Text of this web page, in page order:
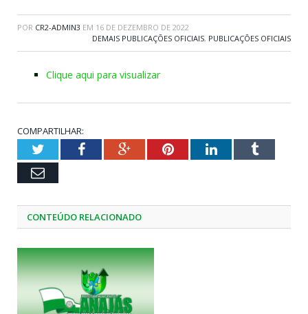
POR CR2-ADMIN3 EM 16 DE DEZEMBRO DE 2022
DEMAIS PUBLICAÇÕES OFICIAIS, PUBLICAÇÕES OFICIAIS
Clique aqui para visualizar
COMPARTILHAR:
TwitterFacebookGoogle+PinterestLinkedInTumblr
Email
CONTEÚDO RELACIONADO